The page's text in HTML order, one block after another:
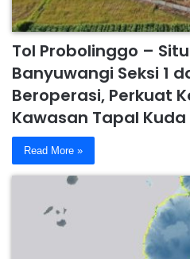
Tol Probolinggo –
Banyuwangi Seksi 1
Beroperasi, Perkuat
Kawasan Tapal Kuda
Read More »